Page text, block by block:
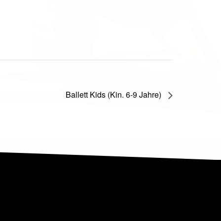
Ballett Kids (Kin. 6-9 Jahre)